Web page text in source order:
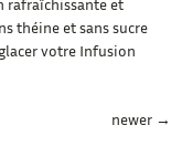
rafraîchissante et
théine et sans sucre
votre Infusion
newer →